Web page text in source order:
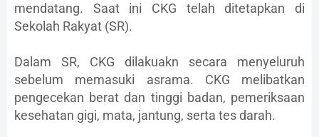
mendatang. Saat ini CKG telah ditetapkan di
Sekolah Rakyat (SR).
Dalam SR, CKG dilakuakn secara menyeluruh
sebelum memasuki asrama. CKG melibatkan
pengecekan berat dan tinggi badan, pemeriksaan
kesehatan gigi, mata, jantung, serta tes darah.